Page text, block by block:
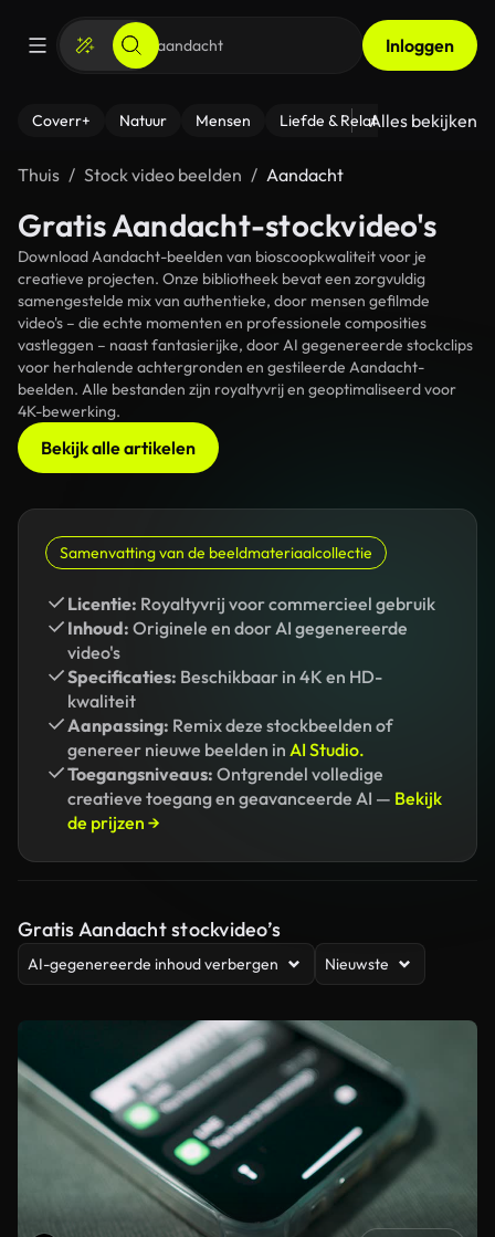
Inloggen
Coverr+ Natuur Mensen Liefde & Relaties - Fitness
Alles bekijken
Thuis Stock video beelden Aandacht
Gratis Aandacht-stockvideo's
Download Aandacht-beelden van bioscoopkwaliteit voor je
creatieve projecten. Onze bibliotheek bevat een zorgvuldig
samengestelde mix van authentieke, door mensen gefilmde
video's – die echte momenten en professionele composities
vastleggen – naast fantasierijke, door AI gegenereerde stockclips
voor herhalende achtergronden en gestileerde Aandacht-
beelden. Alle bestanden zijn royaltyvrij en geoptimaliseerd voor
4K-bewerking.
Bekijk alle artikelen
Samenvatting van de beeldmateriaalcollectie
Licentie: Royaltyvrij voor commercieel gebruik
Inhoud: Originele en door AI gegenereerde
video's
Specificaties: Beschikbaar in 4K en HD-
kwaliteit
Aanpassing: Remix deze stockbeelden of
genereer nieuwe beelden in AI Studio.
Toegangsniveaus: Ontgrendel volledige
creatieve toegang en geavanceerde AI — Bekijk
de prijzen →
Gratis Aandacht stockvideo’s
AI-gegenereerde inhoud verbergen Nieuwste